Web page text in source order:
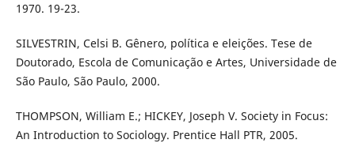
1970. 19-23.
SILVESTRIN, Celsi B. Gênero, política e eleições. Tese de
Doutorado, Escola de Comunicação e Artes, Universidade de
São Paulo, São Paulo, 2000.
THOMPSON, William E.; HICKEY, Joseph V. Society in Focus:
An Introduction to Sociology. Prentice Hall PTR, 2005.